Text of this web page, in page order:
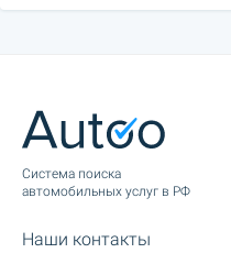
Cистема поиска
автомобильных услуг в РФ
Наши контакты